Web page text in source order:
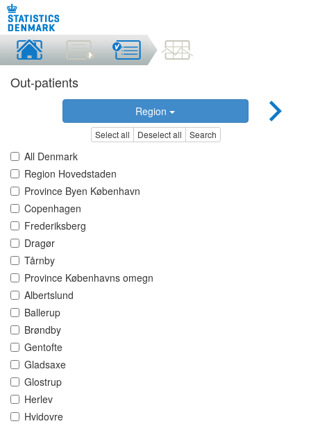
Out-patients
Region
Select all Deselect all Search
All Denmark
Region Hovedstaden
Province Byen København
Copenhagen
Frederiksberg
Dragør
Tårnby
Province Københavns omegn
Albertslund
Ballerup
Brøndby
Gentofte
Gladsaxe
Glostrup
Herlev
Hvidovre